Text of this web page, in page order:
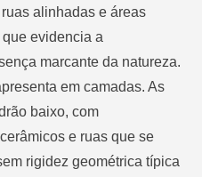
alinhadas e áreas
evidencia a
marcante da natureza.
em camadas. As
baixo, com
e ruas que se
rigidez geométrica típica